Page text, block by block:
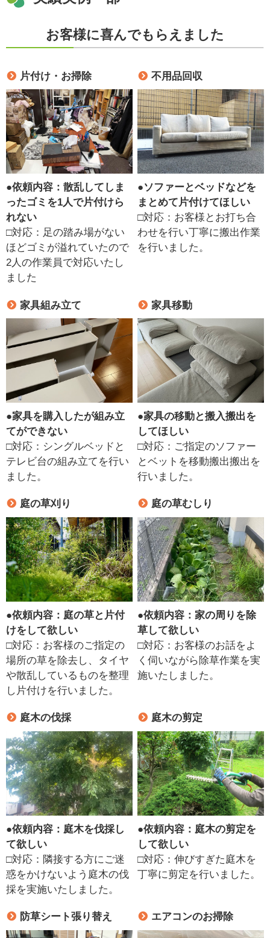
お客様に喜んでもらえました
片付け・お掃除
●依頼内容：散乱してしま
ったゴミを1人で片付けら
れない
□対応：足の踏み場がない
ほどゴミが溢れていたので
2人の作業員で対応いたし
ました
不用品回収
●ソファーとベッドなどを
まとめて片付けてほしい
□対応：お客様とお打ち合
わせを行い丁寧に搬出作業
を行いました。
家具組み立て
●家具を購入したが組み立
てができない
□対応：シングルベッドと
テレビ台の組み立てを行い
ました。
家具移動
●家具の移動と搬入搬出を
してほしい
□対応：ご指定のソファー
とベットを移動搬出搬出を
行いました。
庭の草刈り
●依頼内容：庭の草と片付
けをして欲しい
□対応：お客様のご指定の
場所の草を除去し、タイヤ
や散乱しているものを整理
し片付けを行いました。
庭の草むしり
●依頼内容：家の周りを除
草して欲しい
□対応：お客様のお話をよ
く伺いながら除草作業を実
施いたしました。
庭木の伐採
●依頼内容：庭木を伐採し
て欲しい
□対応：隣接する方にご迷
惑をかけないよう庭木の伐
採を実施いたしました。
庭木の剪定
●依頼内容：庭木の剪定を
して欲しい
□対応：伸びすぎた庭木を
丁寧に剪定を行いました。
防草シート張り替え エアコンのお掃除